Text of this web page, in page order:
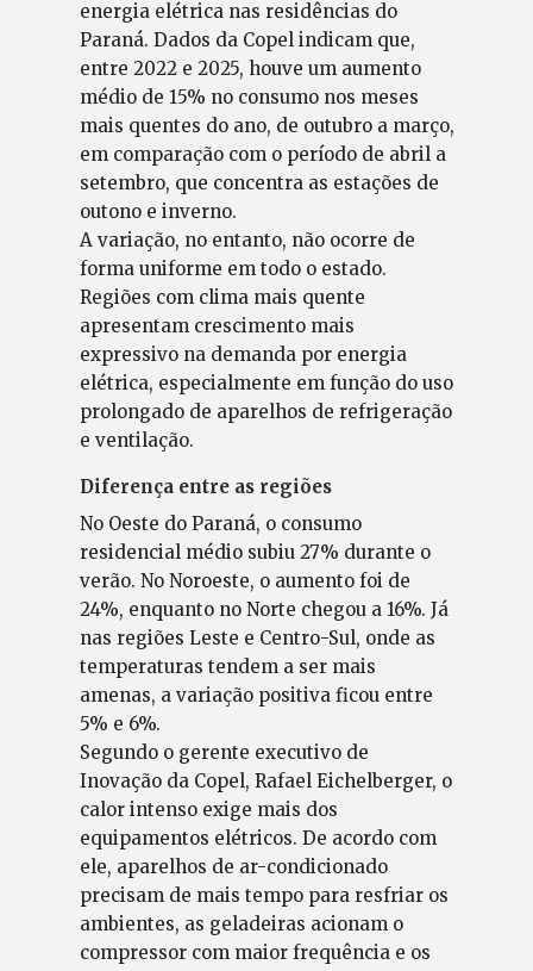
energia elétrica nas residências do
Paraná. Dados da Copel indicam que,
entre 2022 e 2025, houve um aumento
médio de 15% no consumo nos meses
mais quentes do ano, de outubro a março,
em comparação com o período de abril a
setembro, que concentra as estações de
outono e inverno.
A variação, no entanto, não ocorre de
forma uniforme em todo o estado.
Regiões com clima mais quente
apresentam crescimento mais
expressivo na demanda por energia
elétrica, especialmente em função do uso
prolongado de aparelhos de refrigeração
e ventilação.
Diferença entre as regiões
No Oeste do Paraná, o consumo
residencial médio subiu 27% durante o
verão. No Noroeste, o aumento foi de
24%, enquanto no Norte chegou a 16%. Já
nas regiões Leste e Centro-Sul, onde as
temperaturas tendem a ser mais
amenas, a variação positiva ficou entre
5% e 6%.
Segundo o gerente executivo de
Inovação da Copel, Rafael Eichelberger, o
calor intenso exige mais dos
equipamentos elétricos. De acordo com
ele, aparelhos de ar-condicionado
precisam de mais tempo para resfriar os
ambientes, as geladeiras acionam o
compressor com maior frequência e os